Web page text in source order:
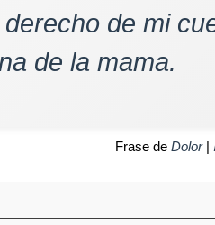
de mi
de la mama.
Frase de Dolor|